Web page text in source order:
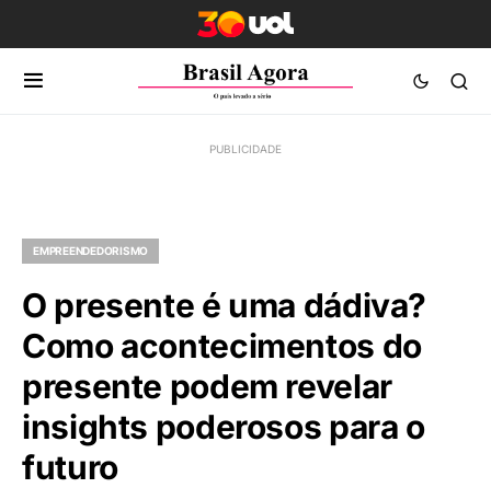
EMPREENDEDORISMO
O presente é uma dádiva?
Como acontecimentos do
presente podem revelar
insights poderosos para o
futuro